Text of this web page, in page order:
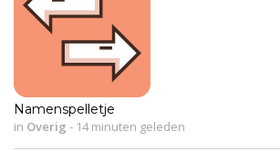
Namenspelletje
in Overig - 14 minuten geleden